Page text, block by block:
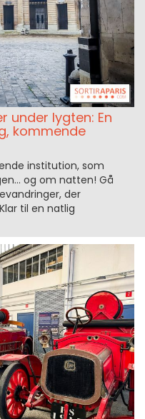
under lygten: En
kommende
institution, som
og om natten! Gå
der
til en natlig